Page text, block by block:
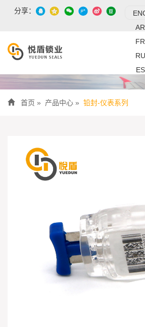
分享：
AR
FR
RU
ES
首页 » 产品中心 » 铅封-仪表系列